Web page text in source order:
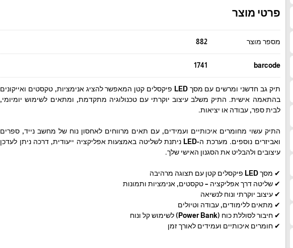
פרטי מוצר
מספר מוצר 882
barcode
1741
תיק גב חדשני ומרשים עם מסך LED פיקסלים קטן המאפשר להציג אנימציות, טקסטים ואייקונים
בהתאמה אישית. התיק משלב עיצוב יוקרתי עם טכנולוגיה מתקדמת, ומתאים לשימוש יומיומי,
לבית ספר, עבודה או יציאות.
התיק עשוי מחומרים איכותיים ועמידים, עם תאים מרווחים לאחסון נוח של מחשב נייד, ספרים
ואביזרים נוספים. מערכת ה-LED ניתנת לשליטה באמצעות אפליקציה ייעודית, דרכה ניתן לעדכן
עיצובים ולהבליט את הסגנון האישי שלך.
✔ מסך LED פיקסלים קטן עם תצוגה מרהיבה
✔ שליטה דרך אפליקציה – טקסטים, אנימציות ותמונות
✔ עיצוב יוקרתי ונוח לנשיאה
✔ מתאים ללימודים, עבודה וטיולים
✔ חיבור לסוללת כוח (Power Bank) לשימוש קל ונוח
✔ חומרים איכותיים ועמידים לאורך זמן